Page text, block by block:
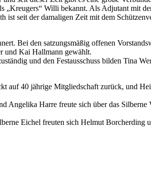
„Kreugers“ Willi bekannt. Als Adjutant mit
seit der damaligen Zeit mit dem
Bei den satzungsmäßig offenen
und Kai Hallmann gewählt.
und den Festausschuss bilden Tina
auf 40 jährige Mitgliedschaft zurück, und
Angelika Harre freute sich über das
Eichel freuten sich Helmut Borcherding